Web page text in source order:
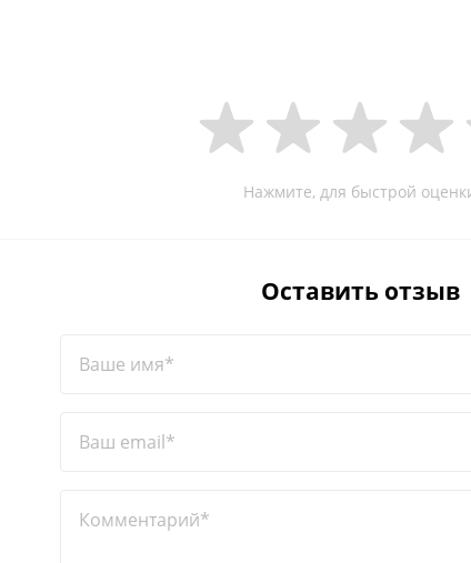
Нажмите, для быстрой
Оставить отзыв
Ваше имя*
Ваш email*
Комментарий*